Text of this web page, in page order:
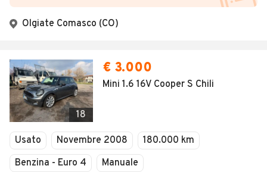
Olgiate Comasco (CO)
18
€ 3.000
Mini 1.6 16V Cooper S Chili
Usato Novembre 2008
180.000 km
Benzina - Euro 4
Manuale